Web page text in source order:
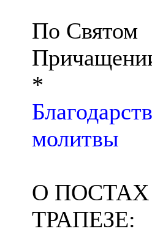
По Святом
*
молитвы
О
ТРАПЕЗЕ: